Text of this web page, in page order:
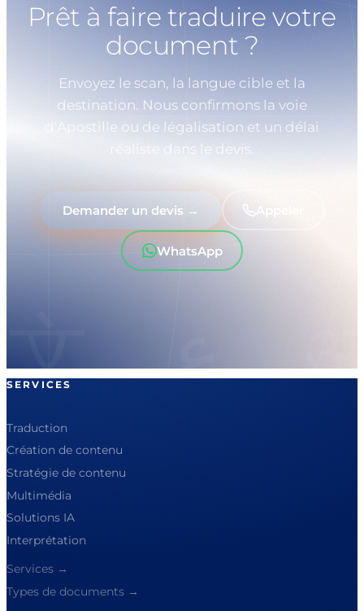
Prêt à faire traduire votre
document ?
Envoyez le scan, la langue cible et la
destination. Nous confirmons la voie
d'Apostille ou de légalisation et un délai
réaliste dans le devis.
Demander un devis → Appeler
WhatsApp
SERVICES
Traduction
Création de contenu
Stratégie de contenu
Multimédia
Solutions IA
Interprétation
Services →
Types de documents →